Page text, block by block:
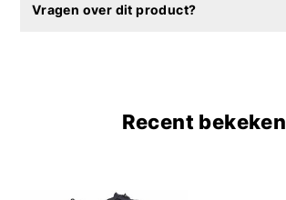
Vragen over dit product?
Recent bekeken